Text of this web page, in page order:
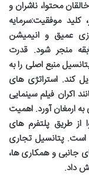
محتوا، ناشران و
کلید موفقیت:سرمایه
عمیق و انیمیشن
منجر شود. قدرت
منبع اصلی را به
کند. استراتژی های
اکران فیلم سینمایی
ارمغان آورد. اهمیت
طریق پلتفرم های
است. پتانسیل تجاری
جانبی و همکاری ها،
داد.